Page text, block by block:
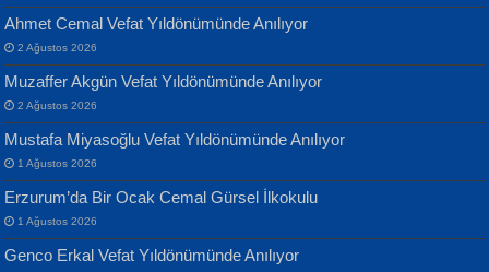
ATİLLA ÖZEN
Sultan Olmadan Önce Eyüp...
EKREM KARABABA
Banu Sancak
Defterimden İçeri...
İsmail Aydos
İnkisar...
Ahmet Cemal Vefat Yıldönümünde Anılıyor
2 Ağustos 2026
Muzaffer Akgün Vefat Yıldönümünde Anılıyor
2 Ağustos 2026
Mustafa Miyasoğlu Vefat Yıldönümünde Anılıyor
1 Ağustos 2026
Erzurum’da Bir Ocak Cemal Gürsel İlkokulu
1 Ağustos 2026
Genco Erkal Vefat Yıldönümünde Anılıyor